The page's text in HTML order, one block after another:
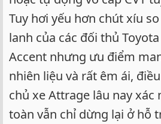
Tuy hơi yếu hơn chút xíu
lanh của các đối thủ
Accent nhưng ưu điểm
nhiên liệu và rất êm ái,
chủ xe Attrage lâu nay xác
toàn vẫn chỉ dừng lại ở hỗ